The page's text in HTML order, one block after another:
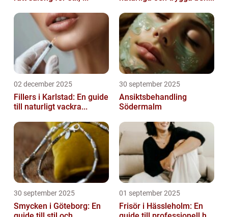
02 december 2025
Fillers i Karlstad: En guide
till naturligt vackra...
30 september 2025
Ansiktsbehandling
Södermalm
30 september 2025
Smycken i Göteborg: En
01 september 2025
Frisör i Hässleholm: En